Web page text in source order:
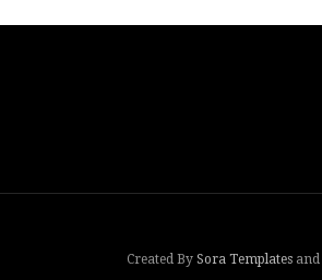
Created By Sora Templates and